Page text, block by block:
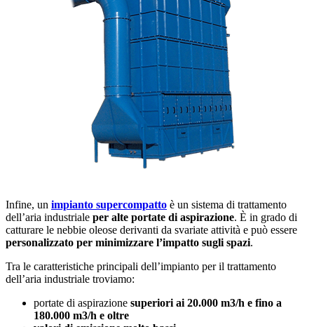
Infine, un impianto supercompatto è un sistema di trattamento
dell’aria industriale per alte portate di aspirazione. È in grado di
catturare le nebbie oleose derivanti da svariate attività e può essere
personalizzato per minimizzare l’impatto sugli spazi.
Tra le caratteristiche principali dell’impianto per il trattamento
dell’aria industriale troviamo:
portate di aspirazione superiori ai 20.000 m3/h e fino a
180.000 m3/h e oltre